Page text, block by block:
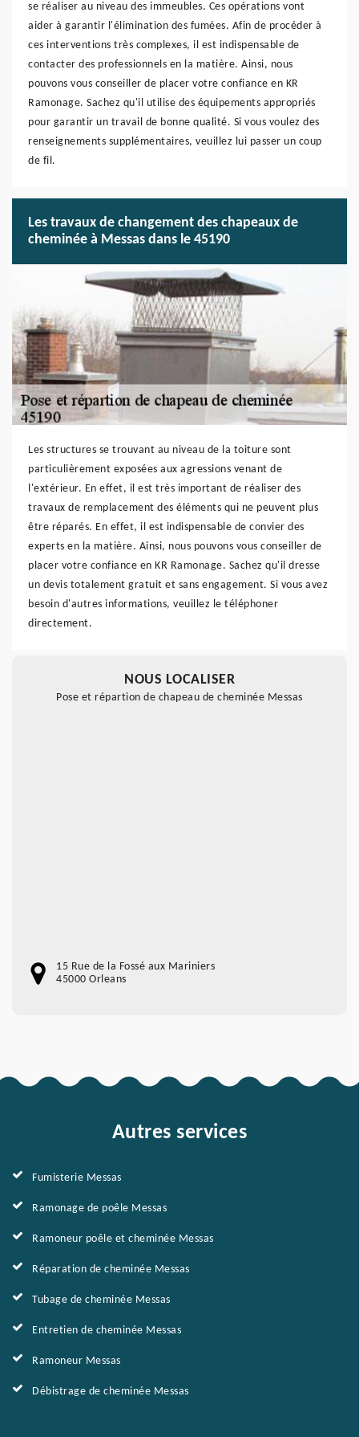
se réaliser au niveau des immeubles. Ces opérations vont
aider à garantir l'élimination des fumées. Afin de procéder à
ces interventions très complexes, il est indispensable de
contacter des professionnels en la matière. Ainsi, nous
pouvons vous conseiller de placer votre confiance en KR
Ramonage. Sachez qu'il utilise des équipements appropriés
pour garantir un travail de bonne qualité. Si vous voulez des
renseignements supplémentaires, veuillez lui passer un coup
de fil.
Les travaux de changement des chapeaux de
cheminée à Messas dans le 45190
Les structures se trouvant au niveau de la toiture sont
particulièrement exposées aux agressions venant de
l'extérieur. En effet, il est très important de réaliser des
travaux de remplacement des éléments qui ne peuvent plus
être réparés. En effet, il est indispensable de convier des
experts en la matière. Ainsi, nous pouvons vous conseiller de
placer votre confiance en KR Ramonage. Sachez qu'il dresse
un devis totalement gratuit et sans engagement. Si vous avez
besoin d'autres informations, veuillez le téléphoner
directement.
NOUS LOCALISER
Pose et répartion de chapeau de cheminée Messas
15 Rue de la Fossé aux Mariniers
45000 Orleans
Autres services
Fumisterie Messas
Ramonage de poêle Messas
Ramoneur poêle et cheminée Messas
Réparation de cheminée Messas
Tubage de cheminée Messas
Entretien de cheminée Messas
Ramoneur Messas
Débistrage de cheminée Messas